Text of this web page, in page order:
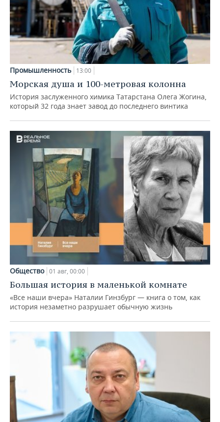
Промышленность 13:00
Морская душа и 100-метровая колонна
История заслуженного химика Татарстана Олега Жогина,
который 32 года знает завод до последнего винтика
Общество 01 авг, 00:00
Большая история в маленькой комнате
«Все наши вчера» Наталии Гинзбург — книга о том, как
история незаметно разрушает обычную жизнь